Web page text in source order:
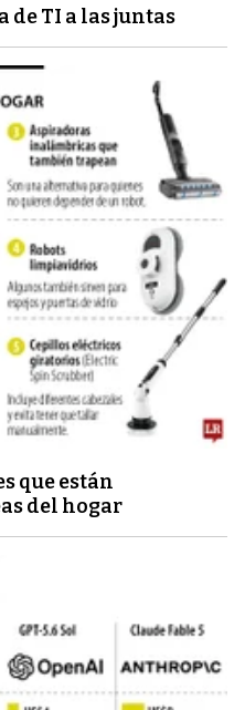
de TI a las juntas
que están
del hogar